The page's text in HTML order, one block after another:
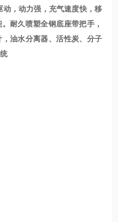
，动力强，充气速度快，移
耐久喷塑全钢底座带把手，
油水分离器、活性炭、分子